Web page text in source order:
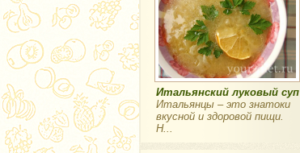
Итальянский луковый суп
Итальянцы – это знатоки
вкусной и здоровой пищи.
Н...